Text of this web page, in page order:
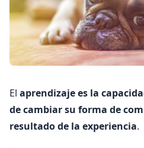
El aprendizaje es la
de cambiar su forma de
resultado de la experiencia.